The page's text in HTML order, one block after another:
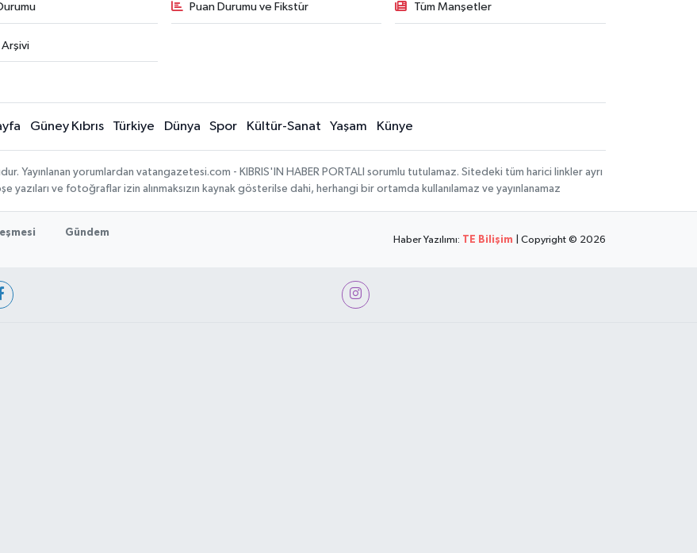
Puan Durumu ve Fikstür Tüm Manşetler
Güney Kıbrıs Türkiye Dünya Spor Kültür-Sanat Yaşam Künye
Yayınlanan yorumlardan vatangazetesi.com - KIBRIS'IN HABER PORTALI sorumlu tutulamaz. Sitedeki tüm harici linkler ayrı
yazıları ve fotoğraflar izin alınmaksızın kaynak gösterilse dahi, herhangi bir ortamda kullanılamaz ve yayınlanamaz
Gündem
Haber Yazılımı: TE Bilişim | Copyright © 2026